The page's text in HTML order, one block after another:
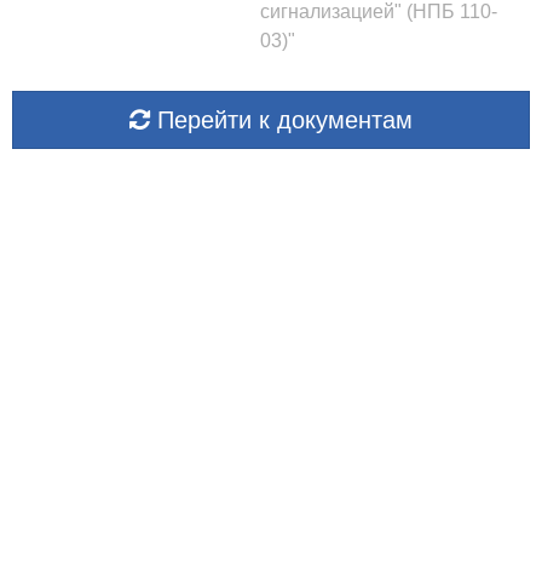
сигнализацией" (НПБ 110-
03)"
Перейти к документам